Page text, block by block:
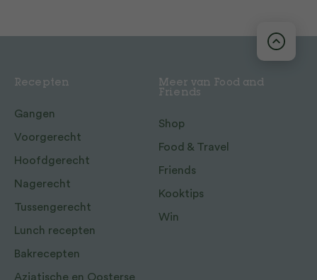
Recepten
Gangen
Voorgerecht
Hoofdgerecht
Nagerecht
Tussengerecht
Lunch recepten
Bakrecepten
Aziatische en Oosterse
Meer van Food and
Friends
Shop
Food & Travel
Friends
Kooktips
Win